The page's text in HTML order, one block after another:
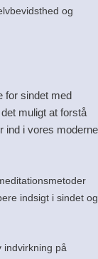
og
for sindet med
muligt at forstå
ind i vores moderne
indsigt i sindet og
indvirkning på